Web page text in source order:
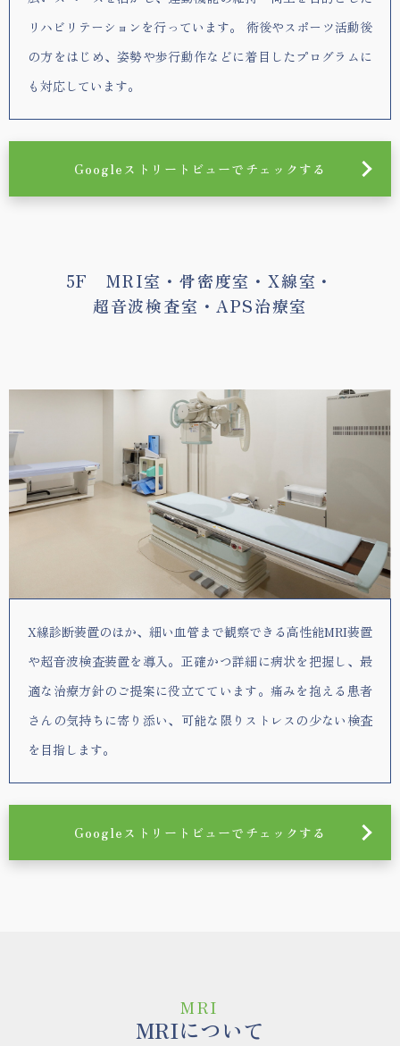
リハビリテーションを行っています。 術後やスポーツ活動後
の方をはじめ、姿勢や歩行動作などに着目したプログラムに
も対応しています。
Googleストリートビューでチェックする
5F MRI室・骨密度室・X線室・
超音波検査室・APS治療室
X線診断装置のほか、細い血管まで観察できる高性能MRI装置
や超音波検査装置を導入。正確かつ詳細に病状を把握し、最
適な治療方針のご提案に役立てています。痛みを抱える患者
さんの気持ちに寄り添い、可能な限りストレスの少ない検査
を目指します。
Googleストリートビューでチェックする
MRI
MRIについて